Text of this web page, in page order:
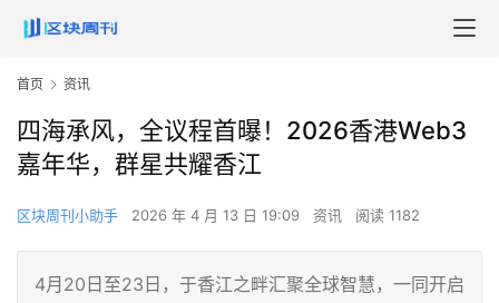
首页 资讯
四海承风，全议程首曝！2026香港Web3
嘉年华，群星共耀香江
区块周刊小助手 2026 年 4 月 13 日 19:09 资讯 阅读 1182
4月20日至23日，于香江之畔汇聚全球智慧，一同开启